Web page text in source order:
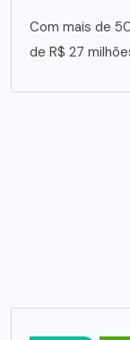
Com mais de
de R$ 27